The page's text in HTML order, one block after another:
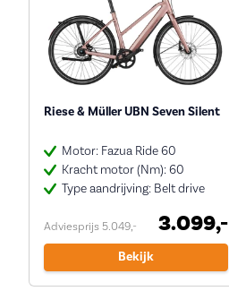
Riese & Müller UBN Seven Silent
Motor: Fazua Ride 60
Kracht motor (Nm): 60
Type aandrijving: Belt drive
Adviesprijs 5.049,- 3.099,-
Bekijk